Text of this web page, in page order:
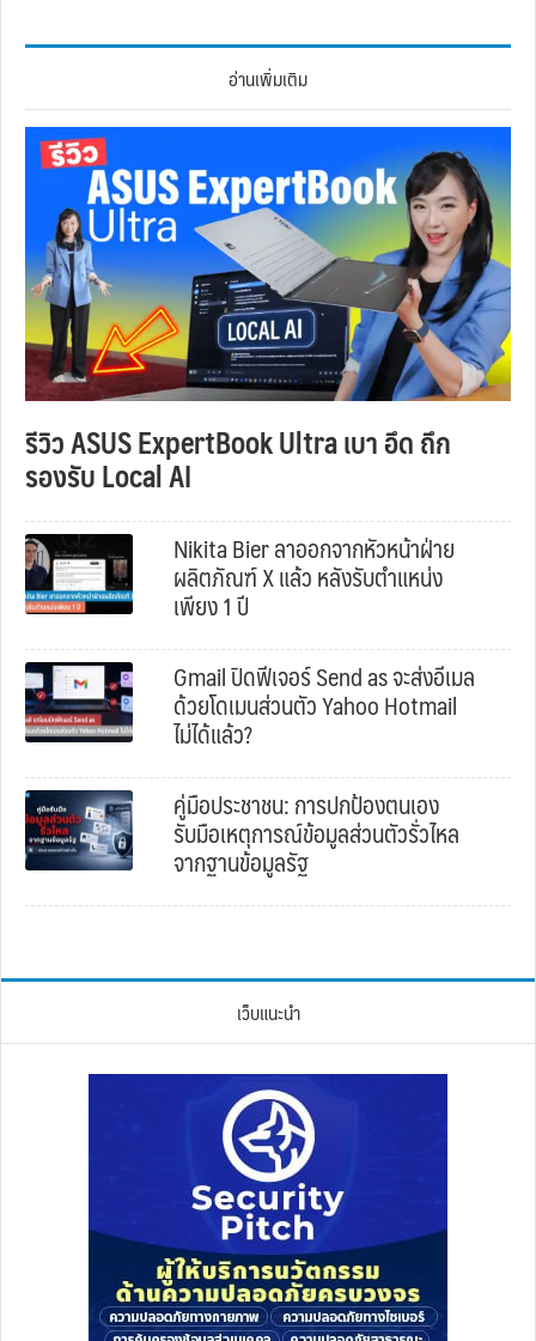
อ่านเพิ่มเติม
รีวิว ASUS ExpertBook Ultra เบา อึด ถึก
รองรับ Local AI
Nikita Bier ลาออกจากหัวหน้าฝ่าย
ผลิตภัณฑ์ X แล้ว หลังรับตำแหน่ง
เพียง 1 ปี
Gmail ปิดฟีเจอร์ Send as จะส่งอีเมล
ด้วยโดเมนส่วนตัว Yahoo Hotmail
ไม่ได้แล้ว?
คู่มือประชาชน: การปกป้องตนเอง
รับมือเหตุการณ์ข้อมูลส่วนตัวรั่วไหล
จากฐานข้อมูลรัฐ
เว็บแนะนำ